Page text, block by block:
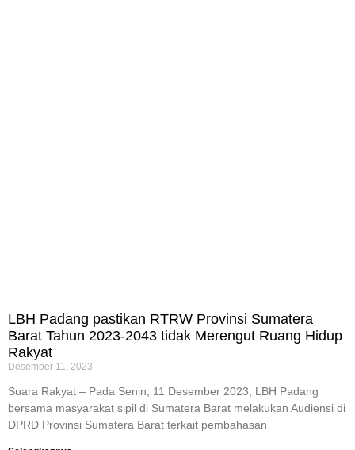
LBH Padang pastikan RTRW Provinsi Sumatera
Barat Tahun 2023-2043 tidak Merengut Ruang Hidup
Rakyat
Desember 11, 2023
Suara Rakyat – Pada Senin, 11 Desember 2023, LBH Padang
bersama masyarakat sipil di Sumatera Barat melakukan Audiensi di
DPRD Provinsi Sumatera Barat terkait pembahasan